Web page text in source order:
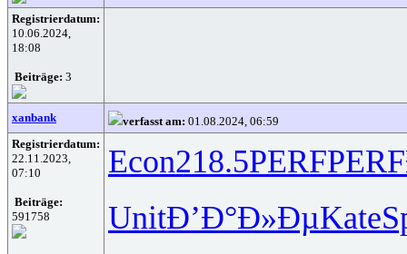
Registrierdatum:
10.06.2024,
18:08
Beiträge: 3
xanbank verfasst am: 01.08.2024, 06:59
Registrierdatum:
22.11.2023,
07:10
Beiträge:
591758
Econ218.5PERFPERF
UnitÐ’Ð°Ð»ÐµKate